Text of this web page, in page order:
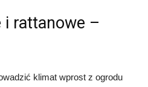
i rattanowe –
klimat wprost z ogrodu